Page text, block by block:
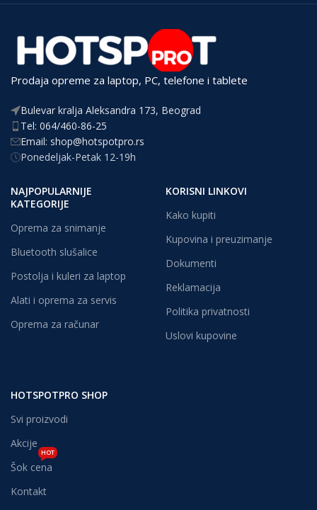
Prodaja opreme za laptop, PC, telefone i tablete
Bulevar kralja Aleksandra 173, Beograd
Tel: 064/460-86-25
Email: shop@hotspotpro.rs
Ponedeljak-Petak 12-19h
NAJPOPULARNIJE
KATEGORIJE
Oprema za snimanje
Bluetooth slušalice
Postolja i kuleri za laptop
Alati i oprema za servis
Oprema za računar
KORISNI LINKOVI
Kako kupiti
Kupovina i preuzimanje
Dokumenti
Reklamacija
Politika privatnosti
Uslovi kupovine
HOTSPOTPRO SHOP
Svi proizvodi
Akcije
Šok cena
HOT
Kontakt